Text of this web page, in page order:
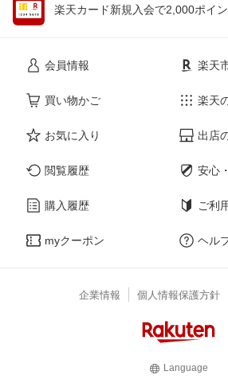
楽天カード新規入会で2,000ポイン
会員情報
買い物かご
お気に入り
閲覧履歴
購入履歴
myクーポン
楽天
楽天
出店
安心
ご利
ヘル
企業情報 個人情報保護方針
Language